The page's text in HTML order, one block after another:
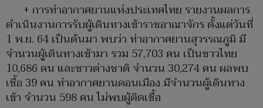
+ การท่าอากาศยานแห่งประเทศไทย รายงานผลการ
ดำเนินงานการรับผู้เดินทางเข้าราชอาณาจักร ตั้งแต่วันที่
1 พ.ย. 64 เป็นต้นมา พบว่า ท่าอากาศยานสุวรรณภูมิ มี
จำนวนผู้เดินทางเข้ามา รวม 57,703 คน เป็นชาวไทย
10,686 คน และชาวต่างชาติ จำนวน 30,274 คน ผลพบ
เชื้อ 39 คน ท่าอากาศยานดอนเมือง มีจำนวนผู้เดินทาง
เข้า จำนวน 598 คน ไม่พบผู้ติดเชื้อ